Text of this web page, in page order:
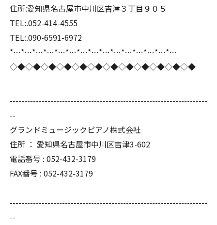
住所:愛知県名古屋市中川区吉津３丁目９０５
TEL:.052-414-4555
TEL:.090-6591-6972
*…*…*…*…*…*…*…*…*…*…*…*…*…*…*…
◇◆◇◆◇◆◇◆◇◆◇◆◇◆◇◆◇◆◇◆◇◆◇◆
--------------------------------------------------------------------
--
グランドミュージックピアノ株式会社
住所 ： 愛知県名古屋市中川区吉津3-602
電話番号 : 052-432-3179
FAX番号 : 052-432-3179
--------------------------------------------------------------------
--